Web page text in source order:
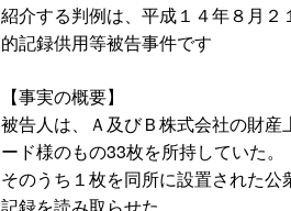
紹介する判例は、平成１４年８月
的記録供用等被告事件です
【事実の概要】
被告人は、Ａ及びＢ株式会社の財
ード様のもの33枚を所持していた。
そのうち１枚を同所に設置された